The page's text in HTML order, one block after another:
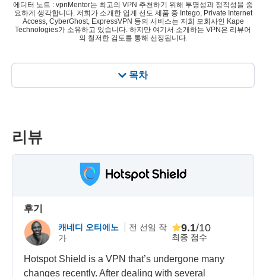
목차
에디터 노트 : vpnMentor는 최고의 VPN 추천하기 위해 투명성과 정직성을 중
요하게 생각합니다. 저희가 소개한 업계 선도 제품 중 Intego, Private Internet
Access, CyberGhost, ExpressVPN 등의 서비스는 저희 모회사인 Kape
Technologies가 소유하고 있습니다. 하지만 여기서 소개하는 VPN은 리뷰어
의 철저한 검토를 통해 선정됩니다.
리뷰
후기
캐네디 오티에노
전 선임 작
가
최종 점수
9.1/10
Hotspot Shield is a VPN that’s undergone many
changes recently. After dealing with several